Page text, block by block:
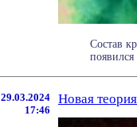
Состав
29.03.2024
17:46
Новая